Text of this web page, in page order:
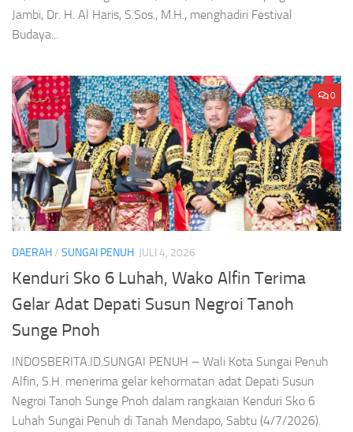
Jambi, Dr. H. Al Haris, S.Sos., M.H., menghadiri Festival
Budaya...
0
DAERAH/ SUNGAI PENUH JULI 4, 2026
Kenduri Sko 6 Luhah, Wako Alfin Terima
Gelar Adat Depati Susun Negroi Tanoh
Sunge Pnoh
INDOSBERITA.ID.SUNGAI PENUH – Wali Kota Sungai Penuh
Alfin, S.H. menerima gelar kehormatan adat Depati Susun
Negroi Tanoh Sunge Pnoh dalam rangkaian Kenduri Sko 6
Luhah Sungai Penuh di Tanah Mendapo, Sabtu (4/7/2026).